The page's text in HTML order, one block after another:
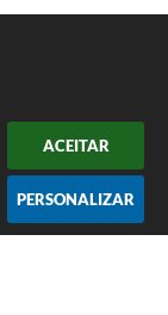
ACEITAR
PERSONALIZAR